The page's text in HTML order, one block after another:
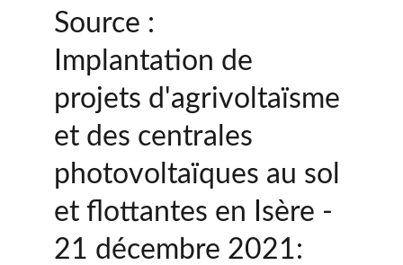
Source :
Implantation de
projets d'agrivoltaïsme
et des centrales
photovoltaïques au sol
et flottantes en Isère -
21 décembre 2021: